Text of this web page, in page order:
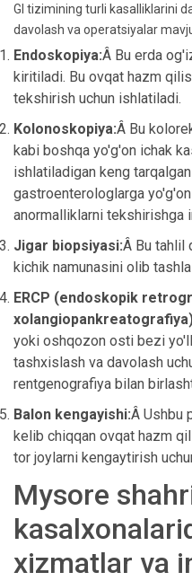
GI tizimining turli kasalliklarini
davolash va operatsiyalar
Endoskopiya:Â Bu erda
kiritiladi. Bu ovqat hazm
tekshirish uchun ishlatiladi.
Kolonoskopiya:Â Bu
kabi boshqa yo'g'on ichak
ishlatiladigan keng
gastroenterologlarga
anormalliklarni tekshirishga
Jigar biopsiyasi:Â Bu tahlil
kichik namunasini olib
ERCP (endoskopik
yoki oshqozon osti bezi
tashxislash va davolash
rentgenografiya bilan
Balon kengayishi:Â Ushbu
kelib chiqqan ovqat hazm
tor joylarni kengaytirish
Mysore
xizmatlar va